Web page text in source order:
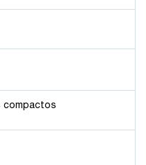
compactos